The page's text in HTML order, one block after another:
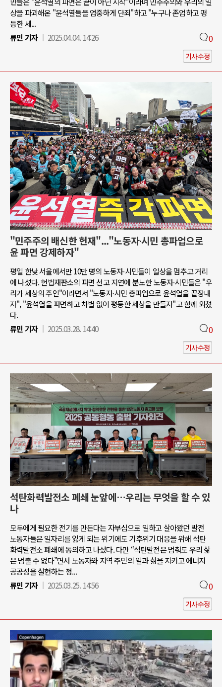
상을 파괴해온 "윤석열들을 엄중하게 단죄"하고 "누구나 존엄하고 평
등한 세...
류민 기자
2025.04.04. 14:26 0
기사수정
"민주주의 배신한 헌재"..."노동자∙시민 총파업으로
윤 파면 강제하자"
평일 한낮 서울에서만 10만 명의 노동자∙시민들이 일상을 멈추고 거리
에 나섰다. 헌법재판소의 파면 선고 지연에 분노한 노동자∙시민들은 "우
리가 세상의 주인"이라면서 "노동자∙시민 총파업으로 윤석열을 끝장내
자", "윤석열을 파면하고 차별 없이 평등한 세상을 만들자"고 함께 외쳤
다.
류민 기자
2025.03.28. 14:40 0
기사수정
석탄화력발전소 폐쇄 눈앞에…우리는 무엇을 할 수 있
나
모두에게 필요한 전기를 만든다는 자부심으로 일하고 살아왔던 발전
노동자들은 일자리를 잃게 되는 위기에도 기후위기 대응을 위해 석탄
화력발전소 폐쇄에 동의하고 나섰다. 다만 “석탄발전은 멈춰도 우리 삶
은 멈출 수 없다”면서 노동자와 지역 주민의 일과 삶을 지키고 에너지
공공성을 실현하는 정...
류민 기자
2025.03.25. 14:56 0
기사수정